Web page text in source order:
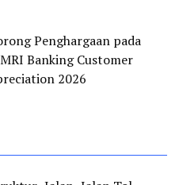
Penghargaan pada
Banking Customer
2026